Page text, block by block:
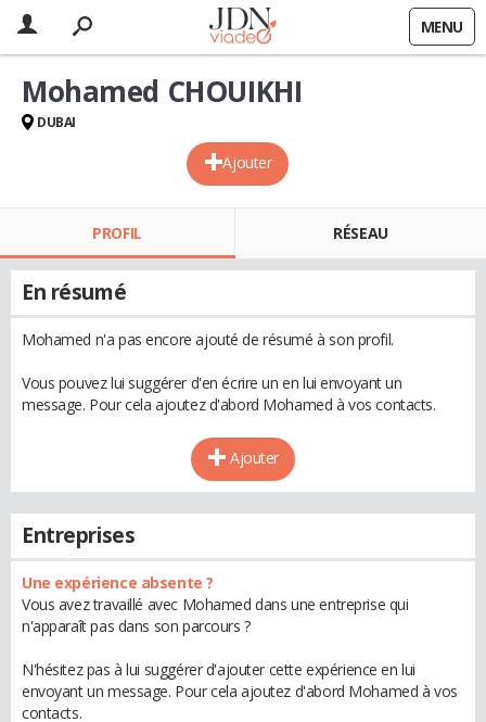
MENU
Ajouter
Mohamed CHOUIKHI
DUBAI
PROFIL RÉSEAU
En résumé
Mohamed n'a pas encore ajouté de résumé à son profil.
Vous pouvez lui suggérer d'en écrire un en lui envoyant un
message. Pour cela ajoutez d'abord Mohamed à vos contacts.
Ajouter
Entreprises
Une expérience absente ?
Vous avez travaillé avec Mohamed dans une entreprise qui
n'apparaît pas dans son parcours ?
N'hésitez pas à lui suggérer d'ajouter cette expérience en lui
envoyant un message. Pour cela ajoutez d'abord Mohamed à vos
contacts.